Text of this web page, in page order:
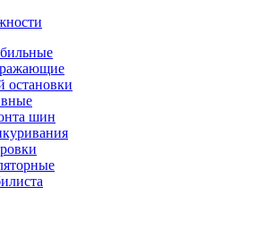
остановки
шин